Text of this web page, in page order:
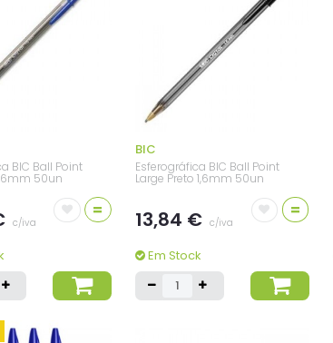
BIC Ball Point
50un
c/iva
=
BIC
Esferográfica BIC Ball Point
Large Preto 1,6mm 50un
13,84 € c/iva
=
Em Stock